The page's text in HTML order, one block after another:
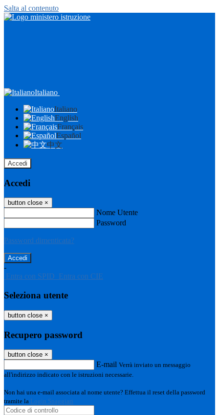
Salta al contenuto
Italiano
Italiano
English
Français
Español
中文
Accedi
Accedi
button close ×
Nome Utente
Password
Password dimenticata?
-
Entra con SPID Entra con CIE
Seleziona utente
button close ×
Recupero password
button close ×
E-mail Verrà inviato un messaggio
all'indirizzo indicato con le istruzioni necessarie.
Non hai una e-mail associata al nome utente? Effettua il reset della password
tramite la Login Spaggiari